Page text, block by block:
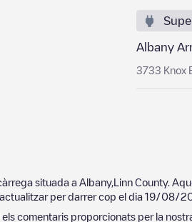
Albany
3733 Knox
situada a Albany, Linn County.
per darrer cop el dia 19/08/
els comentaris proporcionats per la